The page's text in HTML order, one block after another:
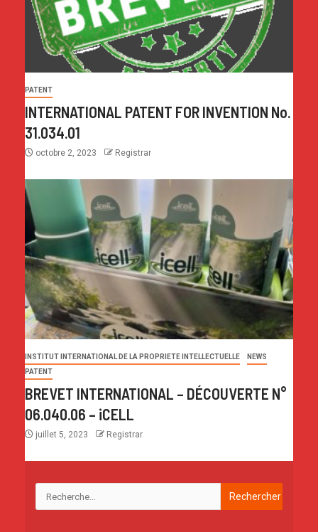
PATENT
INTERNATIONAL PATENT FOR INVENTION No.
31.034.01
octobre 2, 2023 Registrar
INSTITUT INTERNATIONAL DE LA PROPRIETE INTELLECTUELLE
NEWS
PATENT
BREVET INTERNATIONAL – DÉCOUVERTE N°
06.040.06 – iCELL
juillet 5, 2023 Registrar